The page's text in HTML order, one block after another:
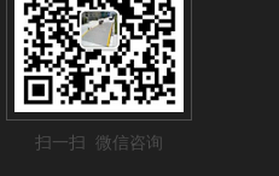
扫一扫 微信咨询